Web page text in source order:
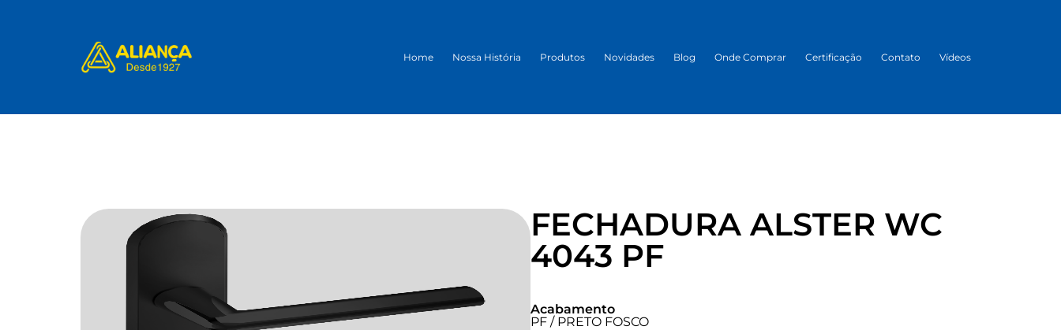
Home Nossa História Produtos Novidades Blog Onde Comprar Certificação Contato Vídeos
FECHADURA ALSTER WC
4043 PF
Acabamento
PF / PRETO FOSCO